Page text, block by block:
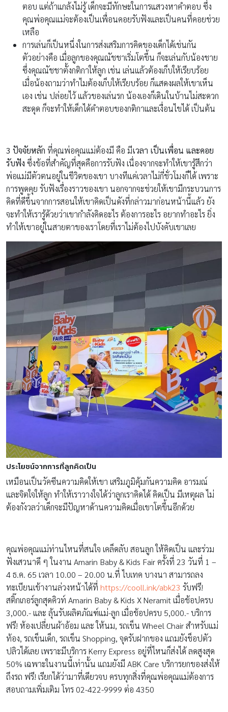
ตอบ แต่ถ้าแกล้งไม่รู้ เด็กจะมีทักษะในการแสวงหาคำตอบ ซึ่ง
คุณพ่อคุณแม่จะต้องเป็นเพื่อนคอยรับฟังและเป็นคนที่คอยช่วย
เหลือ
การเล่นก็เป็นหนึ่งในการส่งเสริมการคิดของเด็กได้เช่นกัน
ตัวอย่างคือ เมื่อลูกของคุณณัชชาเริ่มโตขึ้น ก็จะเล่นกับน้องชาย
ซึ่งคุณณัชชาตั้งกติกาให้ลูก เช่น เล่นแล้วต้องเก็บให้เรียบร้อย
เมื่อน้องถามว่าทำไมต้องเก็บให้เรียบร้อย ก็แสดงผลให้เขาเห็น
เอง เช่น ปล่อยไว้ แล้วของเล่นรก น้องเองก็เดินในบ้านไม่สะดวก
สะดุด ก็จะทำให้เด็กได้คำตอบของกติกาและเงื่อนไขได้ เป็นต้น
3 ปัจจัยหลัก ที่คุณพ่อคุณแม่ต้องมี คือ มีเวลา เป็นเพื่อน และคอย
รับฟัง ซึ่งข้อที่สำคัญที่สุดคือการรับฟัง เนื่องจากจะทำให้เขารู้สึกว่า
พ่อแม่มีตัวตนอยู่ในชีวิตของเขา บางทีแค่เวลาไม่กี่ชั่วโมงก็ได้ เพราะ
การพูดคุย รับฟังเรื่องราวของเขา นอกจากจะช่วยให้เขามีกระบวนการ
คิดที่ดีขึ้นจากการสอนให้เขาคิดเป็นดังที่กล่าวมาก่อนหน้านี้แล้ว ยัง
จะทำให้เรารู้ด้วยว่าเขากำลังคิดอะไร ต้องการอะไร อยากทำอะไร ยิ่ง
ทำให้เขาอยู่ในสายตาของเราโดยที่เราไม่ต้องไปบังคับเขาเลย
ประโยชน์จากการที่ลูกคิดเป็น
เหมือนเป็นวัคซีนความคิดให้เขา เสริมภูมิคุ้มกันความคิด อารมณ์
และจิตใจให้ลูก ทำให้เราวางใจได้ว่าลูกเราคิดได้ คิดเป็น มีเหตุผล ไม่
ต้องกังวลว่าเด็กจะมีปัญหาด้านความคิดเมื่อเขาโตขึ้นอีกด้วย
คุณพ่อคุณแม่ท่านไหนที่สนใจ เคล็ดลับ สอนลูก ให้คิดเป็น และร่วม
ฟังเสวนาดี ๆ ในงาน Amarin Baby & Kids Fair ครั้งที่ 23 วันที่ 1 –
4 ธ.ค. 65 เวลา 10.00 – 20.00 น.ที่ ไบเทค บางนา สามารถลง
ทะเบียนเข้างานล่วงหน้าได้ที่ https://cooll.ink/abk23 รับฟรี!
สติ๊กเกอร์ลูกสุดคิวท์ Amarin Baby & Kids X Neramit เมื่อช้อปครบ
3,000.- และ ลุ้นรับผลิตภัณฑ์แม่-ลูก เมื่อช้อปครบ 5,000.- บริการ
ฟรี! ห้องเปลี่ยนผ้าอ้อม และ ให้นม, รถเข็น Wheel Chair สำหรับแม่
ท้อง, รถเข็นเด็ก, รถเข็น Shopping, จุดรับฝากของ แถมยังช็อปตัว
ปลิวได้เลย เพราะมีบริการ Kerry Express อยู่ที่ไหนก็ส่งได้ ลดสูงสุด
50% เฉพาะในงานนี้เท่านั้น แถมยังมี ABK Care บริการยกของส่งให้
ถึงรถ ฟรี! เรียกได้ว่ามาที่เดียวจบ ครบทุกสิ่งที่คุณพ่อคุณแม่ต้องการ
สอบถามเพิ่มเติม โทร 02-422-9999 ต่อ 4350